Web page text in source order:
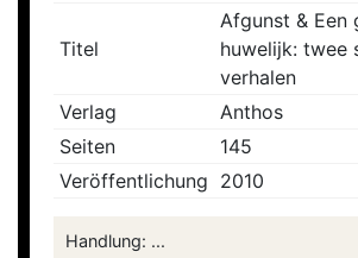
Titel
Afgunst & Een
huwelijk: twee
verhalen
Verlag
Anthos
Seiten
145
Veröffentlichung 2010
Handlung: ...